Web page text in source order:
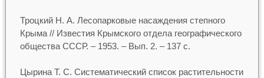
Троцкий Н. А. Лесопарковые насаждения степного
Крыма // Известия Крымского отдела географического
общества СССР. – 1953. – Вып. 2. – 137 с.
Цырина Т. С. Систематический список растительности